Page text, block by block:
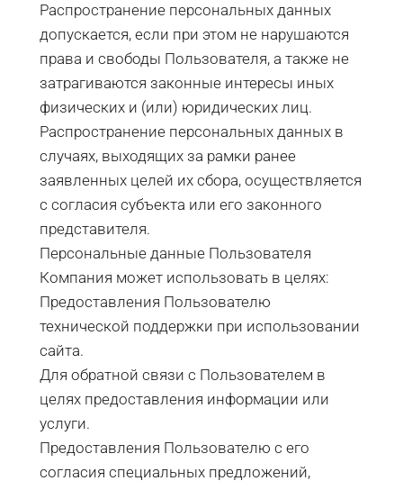
Распространение персональных данных
допускается, если при этом не нарушаются
права и свободы Пользователя, а также не
затрагиваются законные интересы иных
физических и (или) юридических лиц.
Распространение персональных данных в
случаях, выходящих за рамки ранее
заявленных целей их сбора, осуществляется
с согласия субъекта или его законного
представителя.
Персональные данные Пользователя
Компания может использовать в целях:
Предоставления Пользователю
технической поддержки при использовании
сайта.
Для обратной связи с Пользователем в
целях предоставления информации или
услуги.
Предоставления Пользователю с его
согласия специальных предложений,